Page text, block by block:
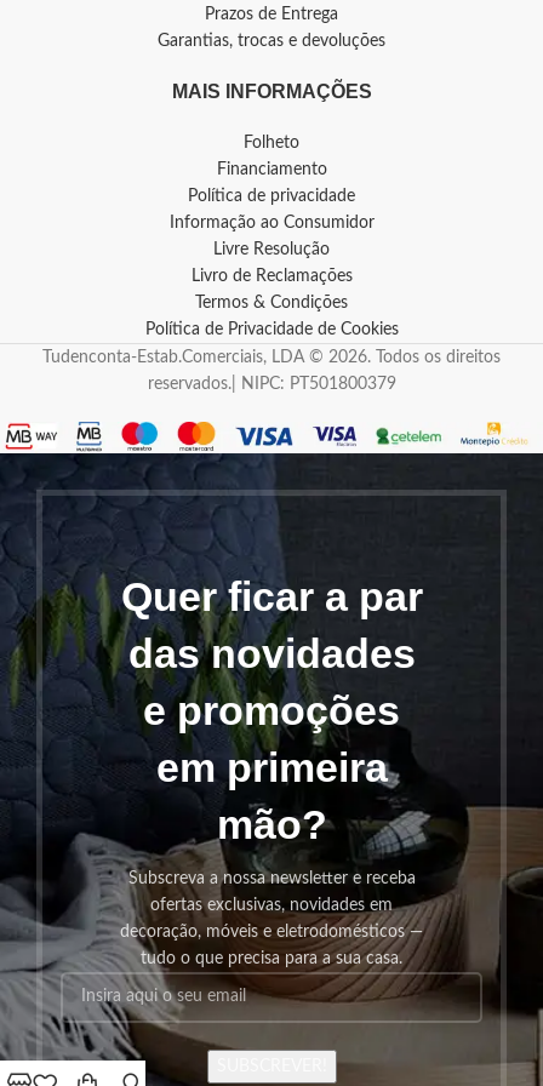
Prazos de Entrega
Garantias, trocas e devoluções
MAIS INFORMAÇÕES
Folheto
Financiamento
Política de privacidade
Informação ao Consumidor
Livre Resolução
Livro de Reclamações
Termos & Condições
Política de Privacidade de Cookies
Tudenconta-Estab.Comerciais, LDA © 2026. Todos os direitos
reservados.| NIPC: PT501800379
Quer ficar a par
das novidades
e promoções
em primeira
mão?
Subscreva a nossa newsletter e receba
ofertas exclusivas, novidades em
decoração, móveis e eletrodomésticos —
tudo o que precisa para a sua casa.